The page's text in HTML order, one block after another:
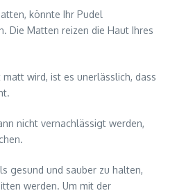
könnte Ihr Pudel
Die Matten reizen die Haut Ihres
wird, ist es unerlässlich, dass
nicht vernachlässigt werden,
gesund und sauber zu halten,
werden. Um mit der